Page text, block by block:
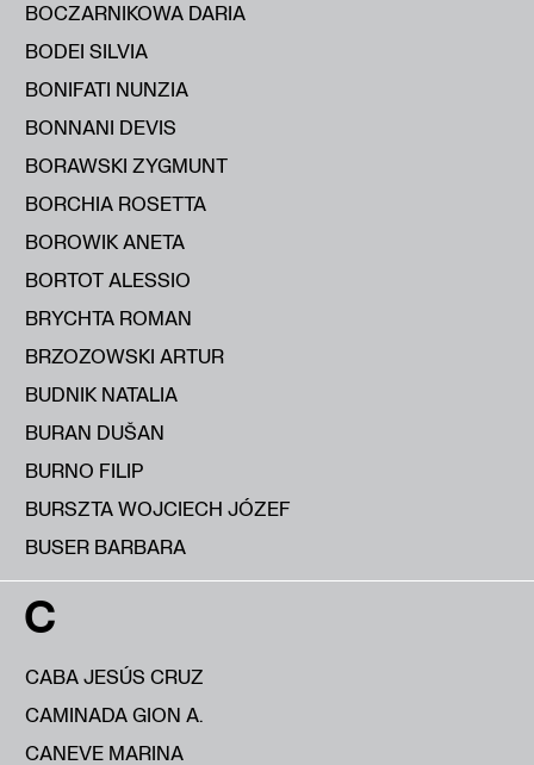
BOCZARNIKOWA DARIA
BODEI SILVIA
BONIFATI NUNZIA
BONNANI DEVIS
BORAWSKI ZYGMUNT
BORCHIA ROSETTA
BOROWIK ANETA
BORTOT ALESSIO
BRYCHTA ROMAN
BRZOZOWSKI ARTUR
BUDNIK NATALIA
BURAN DUŠAN
BURNO FILIP
BURSZTA WOJCIECH JÓZEF
BUSER BARBARA
C
CABA JESÚS CRUZ
CAMINADA GION A.
CANEVE MARINA